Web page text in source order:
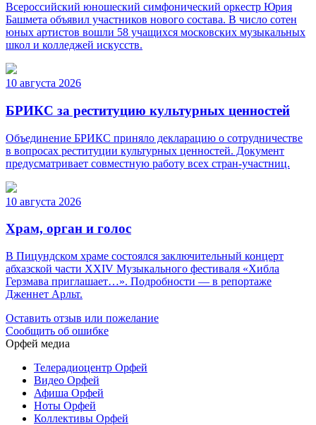
Всероссийский юношеский симфонический оркестр Юрия
Башмета объявил участников нового состава. В число сотен
юных артистов вошли 58 учащихся московских музыкальных
школ и колледжей искусств.
10 августа 2026
БРИКС за реституцию культурных ценностей
Объединение БРИКС приняло декларацию о сотрудничестве
в вопросах реституции культурных ценностей. Документ
предусматривает совместную работу всех стран-участниц.
10 августа 2026
Храм, орган и голос
В Пицундском храме состоялся заключительный концерт
абхазской части XXIV Музыкального фестиваля «Хибла
Герзмава приглашает…». Подробности — в репортаже
Дженнет Арльт.
Оставить отзыв или пожелание
Сообщить об ошибке
Орфей медиа
Телерадиоцентр Орфей
Видео Орфей
Афиша Орфей
Ноты Орфей
Коллективы Орфей